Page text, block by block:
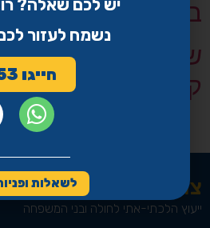
בשבת
שיחה טלפונית
קשיש חולה
צהר עד מאה ועשרים
ייעוץ הלכתי-אתי לחולה ובני המשפחה
יש לכם שאלה?
נשמח לעזור
חייגו 9253*
לשאלות